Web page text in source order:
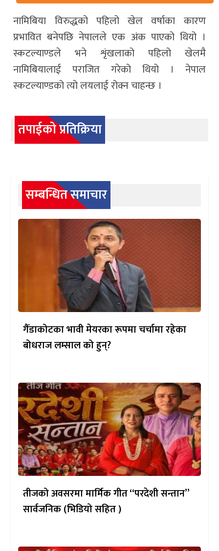
नामिबिया विरुद्धको पहिलो खेल वर्षाका कारण
प्रभावित बनेपछि नेपालले एक अंक पाएको थियो ।
स्कटल्याण्डले भने शृंखलाको पहिलो खेलमै
नामिबियालाई पराजित गरेको थियो । नेपाल
स्कटल्याण्डको त्यो लयलाई रोक्न चाहन्छ ।
तपाईको प्रतिक्रिया
सम्बन्धित समाचार
गैँडाकोटका भावी मेयरका रूपमा चर्चामा रहेका
बोधराज लम्साल को हुन्?
तीजको अवसरमा मार्मिक गीत “परदेशी सन्तान”
सार्वजनिक (भिडियो सहित )